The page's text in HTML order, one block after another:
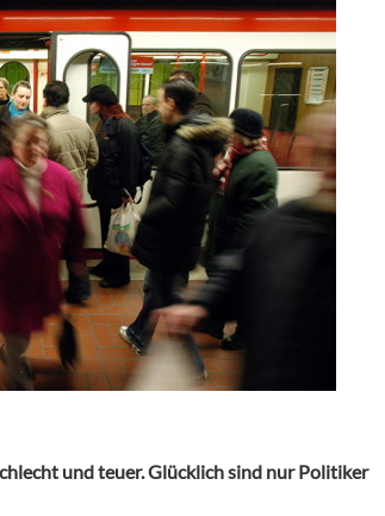
und teuer. Glücklich sind nur Politiker